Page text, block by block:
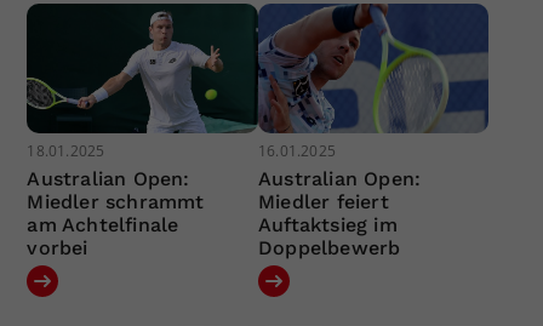
18.01.2025
Australian Open:
Miedler schrammt
am Achtelfinale
vorbei
16.01.2025
Australian Open:
Miedler feiert
Auftaktsieg im
Doppelbewerb